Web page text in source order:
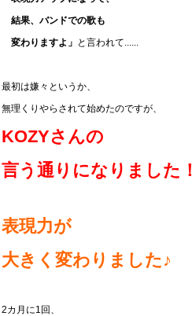
結果、バンドでの歌も
変わりますよ」 と言われて......
最初は嫌々というか、
無理くりやらされて始めたのですが、
KOZYさんの
言う通りになりました！
表現力が
大きく変わりました♪
2カ月に1回、